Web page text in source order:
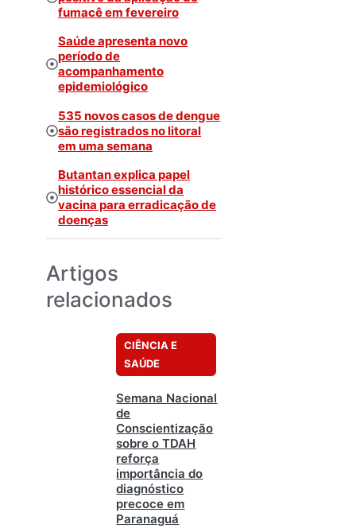
fumacê em fevereiro
Saúde apresenta novo
período de
acompanhamento
epidemiológico
535 novos casos de dengue
são registrados no litoral
em uma semana
Butantan explica papel
histórico essencial da
vacina para erradicação de
doenças
Artigos
relacionados
CIÊNCIA E
SAÚDE
Semana Nacional
de
Conscientização
sobre o TDAH
reforça
importância do
diagnóstico
precoce em
Paranaguá